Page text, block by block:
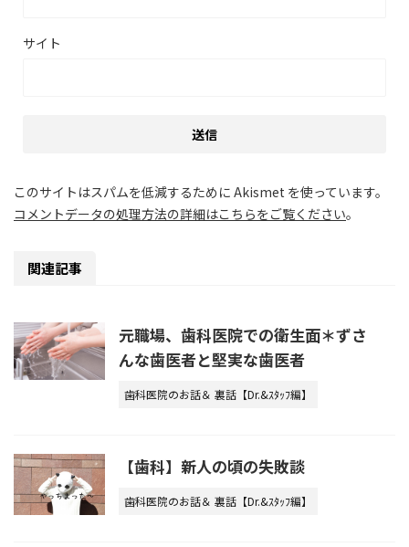
サイト
このサイトはスパムを低減するために Akismet を使っています。
コメントデータの処理方法の詳細はこちらをご覧ください。
関連記事
元職場、歯科医院での衛生面＊ずさ
んな歯医者と堅実な歯医者
歯科医院のお話＆ 裏話【Dr.&ｽﾀｯﾌ編】
【歯科】新人の頃の失敗談
歯科医院のお話＆ 裏話【Dr.&ｽﾀｯﾌ編】